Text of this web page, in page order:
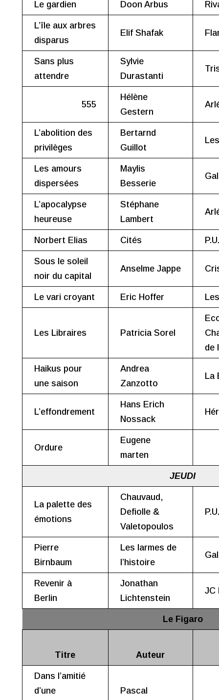
Le gardien Doon Arbus
L’île aux arbres
disparus
Elif Shafak
Sans plus
attendre
Sylvie
Durastanti
555
Hélène
Gestern
L’abolition des
privilèges
Bertarnd
Guillot
Les amours
dispersées
Maylis
Besserie
L’apocalypse
heureuse
Stéphane
Lambert
Norbert Elias Cités
Sous le soleil
noir du capital
Anselme Jappe
Le vari croyant Eric Hoffer
Les Libraires Patricia Sorel
de
Haikus pour
une saison
Andrea
Zanzotto
La
L’effondrement
Hans Erich
Nossack
Ordure
Eugene
marten
JEUDI
La palette des
émotions
Chauvaud,
Defiolle &
Valetopoulos
Pierre
Birnbaum
Les larmes de
l’histoire
Revenir à
Berlin
Jonathan
Lichtenstein
JC
Le Figaro
Titre Auteur
Dans l’amitié
d’une
Pascal